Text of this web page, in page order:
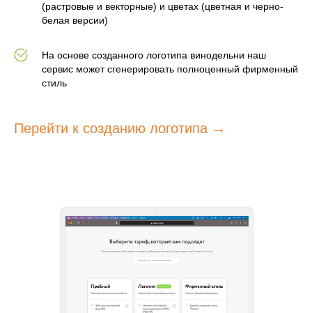
(растровые и векторные) и цветах (цветная и черно-
белая версии)
На основе созданного логотипа винодельни наш
сервис может сгенерировать полноценный фирменный
стиль
Перейти к созданию логотипа